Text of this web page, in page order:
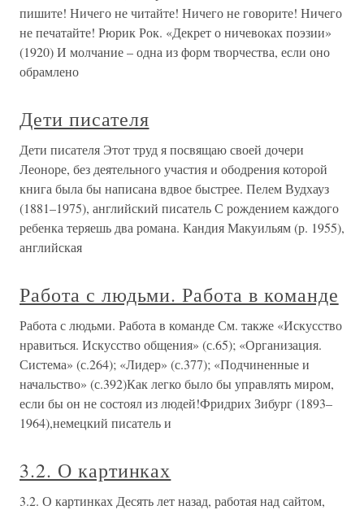
пишите! Ничего не читайте! Ничего не говорите! Ничего
не печатайте! Рюрик Рок. «Декрет о ничевоках поэзии»
(1920) И молчание – одна из форм творчества, если оно
обрамлено
Дети писателя
Дети писателя Этот труд я посвящаю своей дочери
Леоноре, без деятельного участия и ободрения которой
книга была бы написана вдвое быстрее. Пелем Вудхауз
(1881–1975), английский писатель С рождением каждого
ребенка теряешь два романа. Кандия Макуильям (р. 1955),
английская
Работа с людьми. Работа в команде
Работа с людьми. Работа в команде См. также «Искусство
нравиться. Искусство общения» (с.65); «Организация.
Система» (с.264); «Лидер» (с.377); «Подчиненные и
начальство» (с.392)Как легко было бы управлять миром,
если бы он не состоял из людей!Фридрих Зибург (1893–
1964),немецкий писатель и
3.2. О картинках
3.2. О картинках Десять лет назад, работая над сайтом,